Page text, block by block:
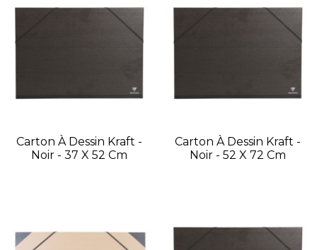
Carton À Dessin Kraft -
Noir - 37 X 52 Cm
Carton À Dessin Kraft -
Noir - 52 X 72 Cm